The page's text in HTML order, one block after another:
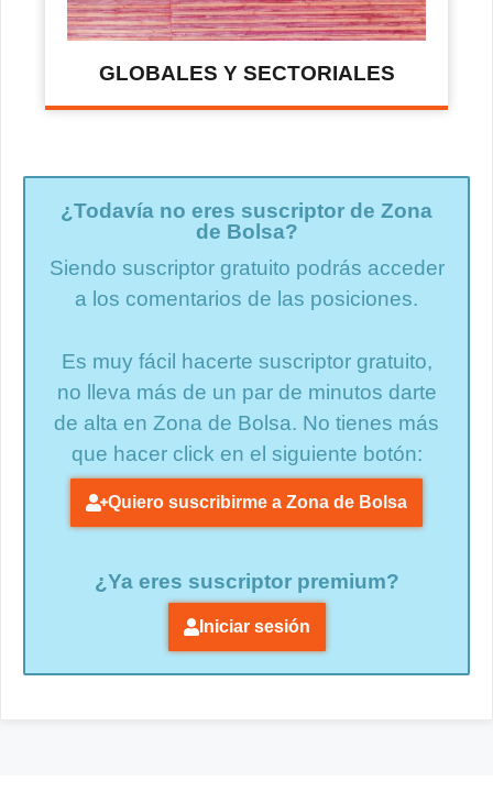
GLOBALES Y SECTORIALES
¿Todavía no eres suscriptor de Zona
de Bolsa?
Siendo suscriptor gratuito podrás acceder
a los comentarios de las posiciones.
Es muy fácil hacerte suscriptor gratuito,
no lleva más de un par de minutos darte
de alta en Zona de Bolsa. No tienes más
que hacer click en el siguiente botón:
Quiero suscribirme a Zona de Bolsa
¿Ya eres suscriptor premium?
Iniciar sesión